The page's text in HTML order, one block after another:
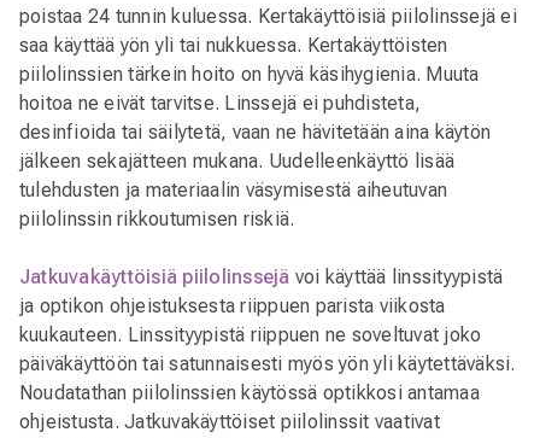
poistaa 24 tunnin kuluessa. Kertakäyttöisiä piilolinssejä ei
saa käyttää yön yli tai nukkuessa. Kertakäyttöisten
piilolinssien tärkein hoito on hyvä käsihygienia. Muuta
hoitoa ne eivät tarvitse. Linssejä ei puhdisteta,
desinfioida tai säilytetä, vaan ne hävitetään aina käytön
jälkeen sekajätteen mukana. Uudelleenkäyttö lisää
tulehdusten ja materiaalin väsymisestä aiheutuvan
piilolinssin rikkoutumisen riskiä.
Jatkuvakäyttöisiä piilolinssejä voi käyttää linssityypistä
ja optikon ohjeistuksesta riippuen parista viikosta
kuukauteen. Linssityypistä riippuen ne soveltuvat joko
päiväkäyttöön tai satunnaisesti myös yön yli käytettäväksi.
Noudatathan piilolinssien käytössä optikkosi antamaa
ohjeistusta. Jatkuvakäyttöiset piilolinssit vaativat